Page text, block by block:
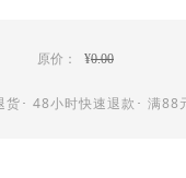
原价： ¥0.00
･ 48小时快速退款･ 满88